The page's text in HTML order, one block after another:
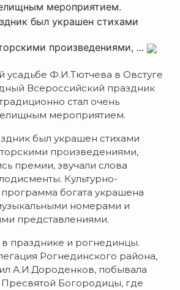
мероприятием.
был украшен стихами
произведениями, ...
усадьбе Ф.И.Тютчева в Овстуге
Всероссийский праздник
стал очень
мероприятием.
был украшен стихами
произведениями,
премии, звучали слова
Культурно-
программа богата украшена
номерами и
представлениями.
празднике и рогнединцы.
Рогнединского района,
А.И.Дороденков, побывала
Богородицы, где